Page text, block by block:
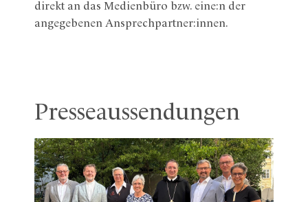
direkt an das Medienbüro bzw. eine:n der
angegebenen Ansprechpartner:innen.
Presseaussendungen